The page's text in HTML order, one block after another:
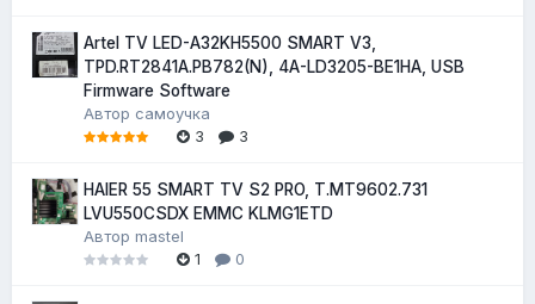
Artel TV LED-A32KH5500 SMART V3,
TPD.RT2841A.PB782(N), 4A-LD3205-BE1HA, USB
Firmware Software
Автор самоучка
3
3
HAIER 55 SMART TV S2 PRO, T.MT9602.731
LVU550CSDX EMMC KLMG1ETD
Автор mastel
1
0